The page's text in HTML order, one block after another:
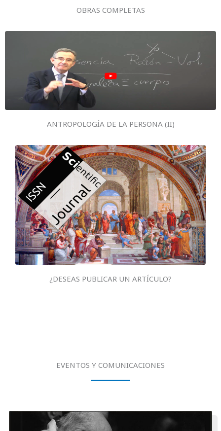
OBRAS COMPLETAS
ANTROPOLOGÍA DE LA PERSONA (II)
¿DESEAS PUBLICAR UN ARTÍCULO?
EVENTOS Y COMUNICACIONES